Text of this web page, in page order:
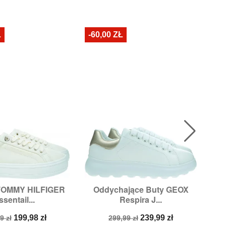
HILFIGER
zł Cena
199,98 zł
podgląd
36
Oddychające Buty GEOX
Respira J...
Cena
299,99 zł Cena
239,99 zł
 Szybki podgląd
Rozmiary:36
-60,00 ZŁ